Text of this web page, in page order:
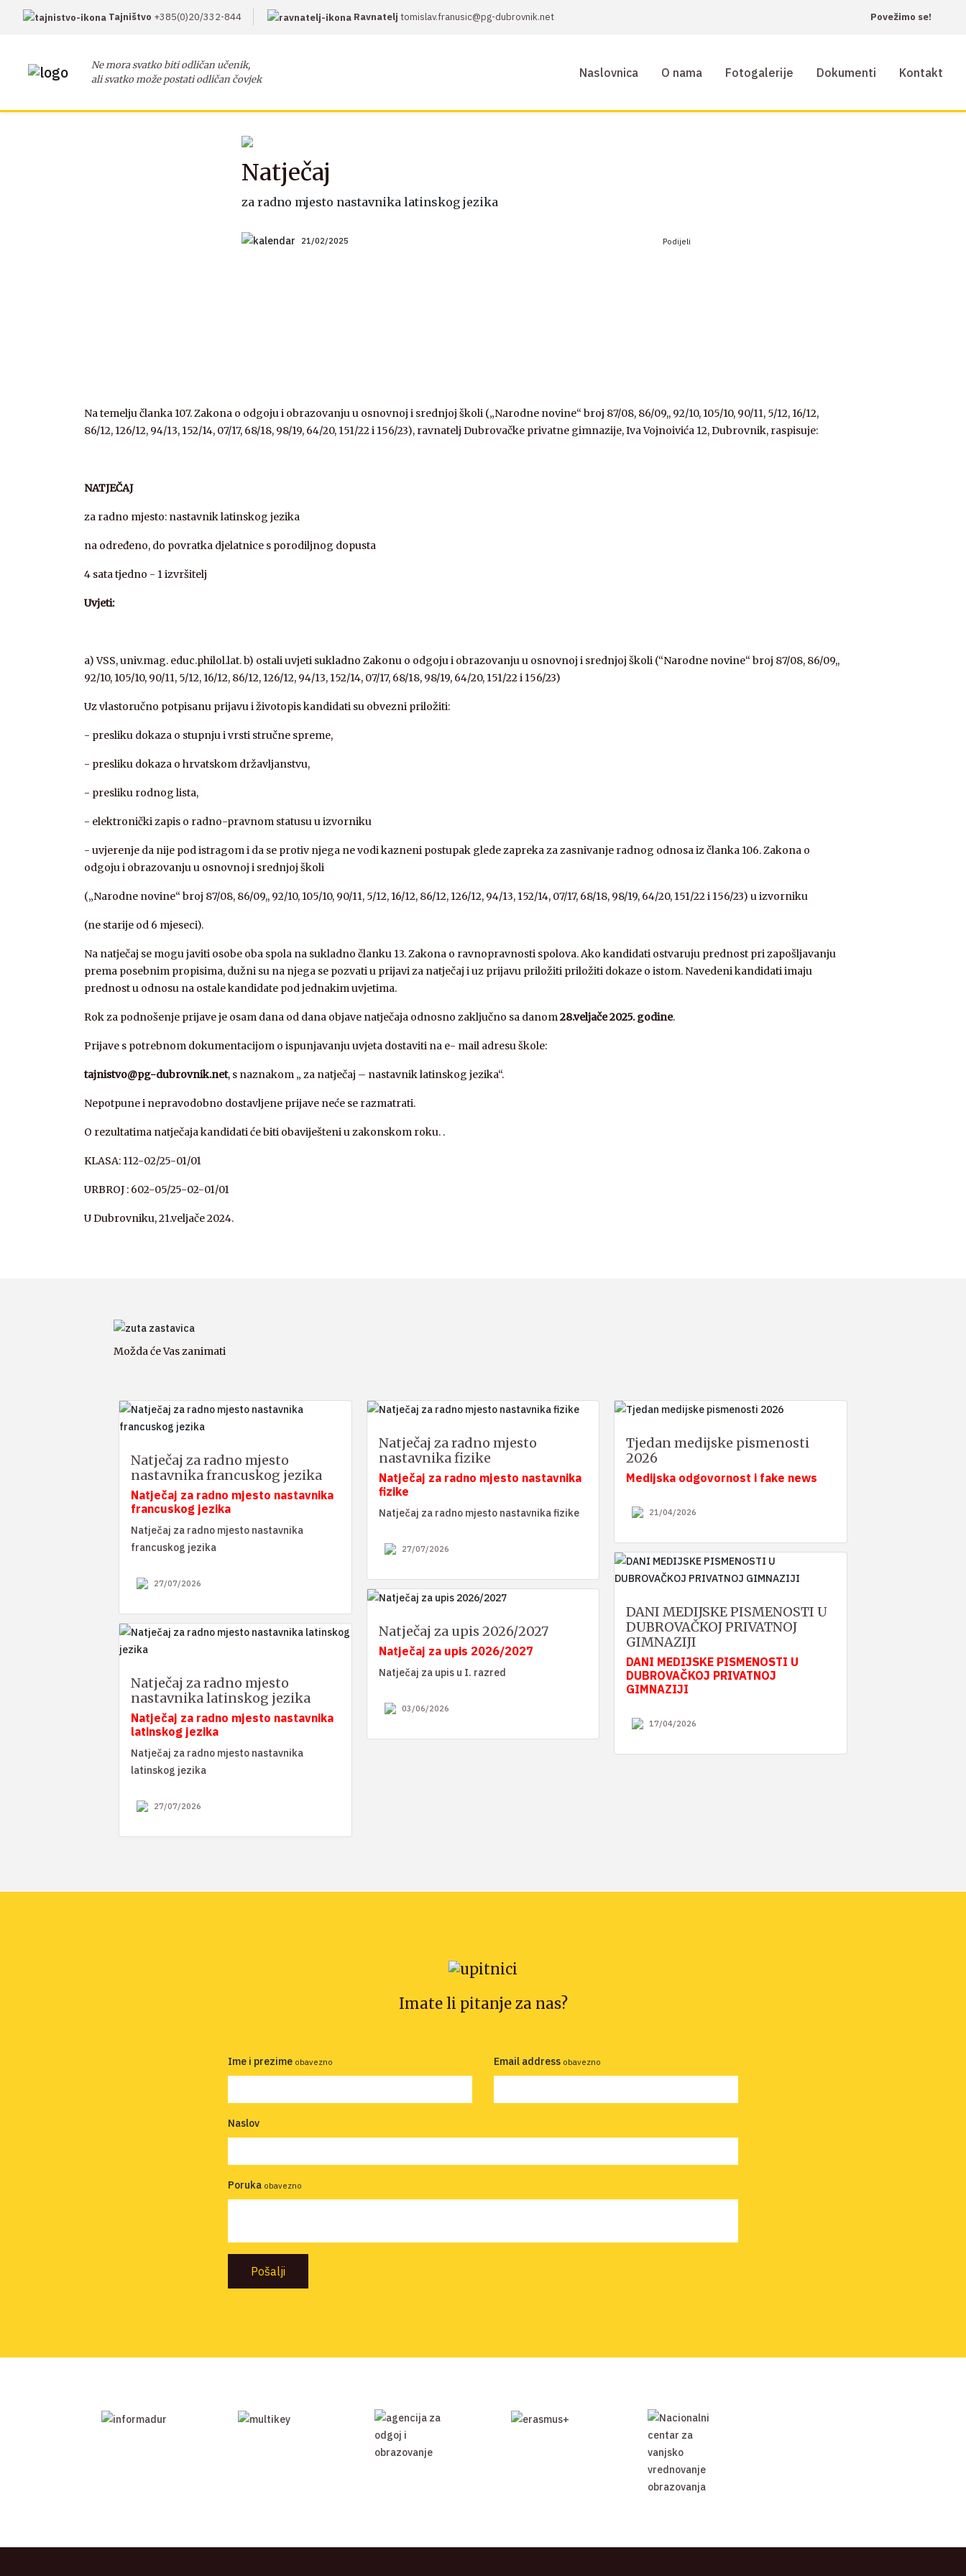
Tajništvo +385(0)20/332-844 Ravnatelj tomislav.franusic@pg-dubrovnik.net Povežimo se!
Ne mora svatko biti odličan učenik,
ali svatko može postati odličan čovjek
Naslovnica O nama Fotogalerije Dokumenti Kontakt
Natječaj
za radno mjesto nastavnika latinskog jezika
21/02/2025 Podijeli
Na temelju članka 107. Zakona o odgoju i obrazovanju u osnovnoj i srednjoj školi („Narodne novine“ broj 87/08, 86/09,, 92/10, 105/10, 90/11, 5/12, 16/12,
86/12, 126/12, 94/13, 152/14, 07/17, 68/18, 98/19, 64/20, 151/22 i 156/23), ravnatelj Dubrovačke privatne gimnazije, Iva Vojnoivića 12, Dubrovnik, raspisuje:
NATJEČAJ
za radno mjesto: nastavnik latinskog jezika
na određeno, do povratka djelatnice s porodiljnog dopusta
4 sata tjedno - 1 izvršitelj
Uvjeti:
a) VSS, univ.mag. educ.philol.lat. b) ostali uvjeti sukladno Zakonu o odgoju i obrazovanju u osnovnoj i srednjoj školi (“Narodne novine“ broj 87/08, 86/09,,
92/10, 105/10, 90/11, 5/12, 16/12, 86/12, 126/12, 94/13, 152/14, 07/17, 68/18, 98/19, 64/20, 151/22 i 156/23)
Uz vlastoručno potpisanu prijavu i životopis kandidati su obvezni priložiti:
- presliku dokaza o stupnju i vrsti stručne spreme,
- presliku dokaza o hrvatskom državljanstvu,
- presliku rodnog lista,
- elektronički zapis o radno-pravnom statusu u izvorniku
- uvjerenje da nije pod istragom i da se protiv njega ne vodi kazneni postupak glede zapreka za zasnivanje radnog odnosa iz članka 106. Zakona o
odgoju i obrazovanju u osnovnoj i srednjoj školi
(„Narodne novine“ broj 87/08, 86/09,, 92/10, 105/10, 90/11, 5/12, 16/12, 86/12, 126/12, 94/13, 152/14, 07/17, 68/18, 98/19, 64/20, 151/22 i 156/23) u izvorniku
(ne starije od 6 mjeseci).
Na natječaj se mogu javiti osobe oba spola na sukladno članku 13. Zakona o ravnopravnosti spolova. Ako kandidati ostvaruju prednost pri zapošljavanju
prema posebnim propisima, dužni su na njega se pozvati u prijavi za natječaj i uz prijavu priložiti priložiti dokaze o istom. Navedeni kandidati imaju
prednost u odnosu na ostale kandidate pod jednakim uvjetima.
Rok za podnošenje prijave je osam dana od dana objave natječaja odnosno zaključno sa danom28.veljače 2025. godine.
Prijave s potrebnom dokumentacijom o ispunjavanju uvjeta dostaviti na e- mail adresu škole:
tajnistvo@pg-dubrovnik.net, s naznakom „ za natječaj – nastavnik latinskog jezika“.
Nepotpune i nepravodobno dostavljene prijave neće se razmatrati.
O rezultatima natječaja kandidati će biti obaviješteni u zakonskom roku. .
KLASA: 112-02/25-01/01
URBROJ : 602-05/25-02-01/01
U Dubrovniku, 21.veljače 2024.
Možda će Vas zanimati
Natječaj za radno mjesto
nastavnika francuskog jezika
Natječaj za radno mjesto nastavnika
francuskog jezika
Natječaj za radno mjesto nastavnika
francuskog jezika
27/07/2026
Natječaj za radno mjesto
nastavnika latinskog jezika
Natječaj za radno mjesto nastavnika
latinskog jezika
Natječaj za radno mjesto nastavnika
latinskog jezika
27/07/2026
Natječaj za radno mjesto
nastavnika fizike
Natječaj za radno mjesto nastavnika
fizike
Natječaj za radno mjesto nastavnika fizike
27/07/2026
Natječaj za upis 2026/2027
Natječaj za upis 2026/2027
Natječaj za upis u I. razred
03/06/2026
Tjedan medijske pismenosti
2026
Medijska odgovornost i fake news
21/04/2026
DANI MEDIJSKE PISMENOSTI U
DUBROVAČKOJ PRIVATNOJ
GIMNAZIJI
DANI MEDIJSKE PISMENOSTI U
DUBROVAČKOJ PRIVATNOJ
GIMNAZIJI
17/04/2026
Imate li pitanje za nas?
Ime i prezime obavezno Email address obavezno
Naslov
Poruka obavezno
Pošalji